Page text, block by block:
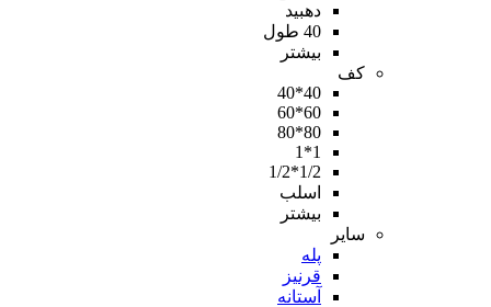
دهبید
40 طول
بیشتر
کف
40*40
60*60
80*80
1*1
1/2*1/2
اسلب
بیشتر
سایر
پله
قرنیز
آستانه